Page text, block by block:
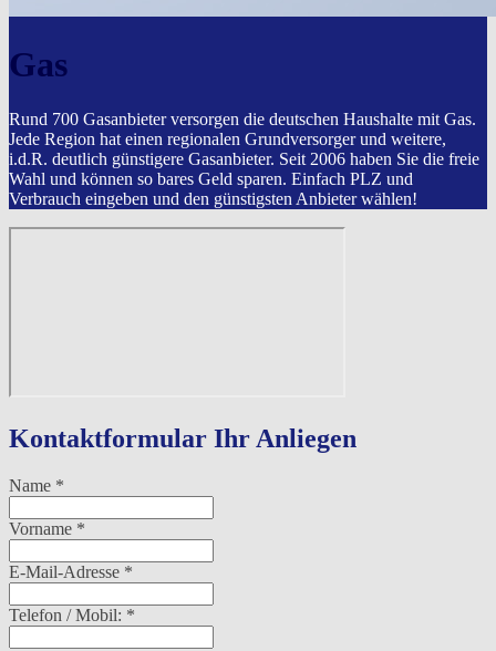
Gas
Rund 700 Gasanbieter versorgen die deutschen Haushalte mit Gas.
Jede Region hat einen regionalen Grundversorger und weitere,
i.d.R. deutlich günstigere Gasanbieter. Seit 2006 haben Sie die freie
Wahl und können so bares Geld sparen. Einfach PLZ und
Verbrauch eingeben und den günstigsten Anbieter wählen!
Kontaktformular Ihr Anliegen
Name *
Vorname *
E-Mail-Adresse *
Telefon / Mobil: *